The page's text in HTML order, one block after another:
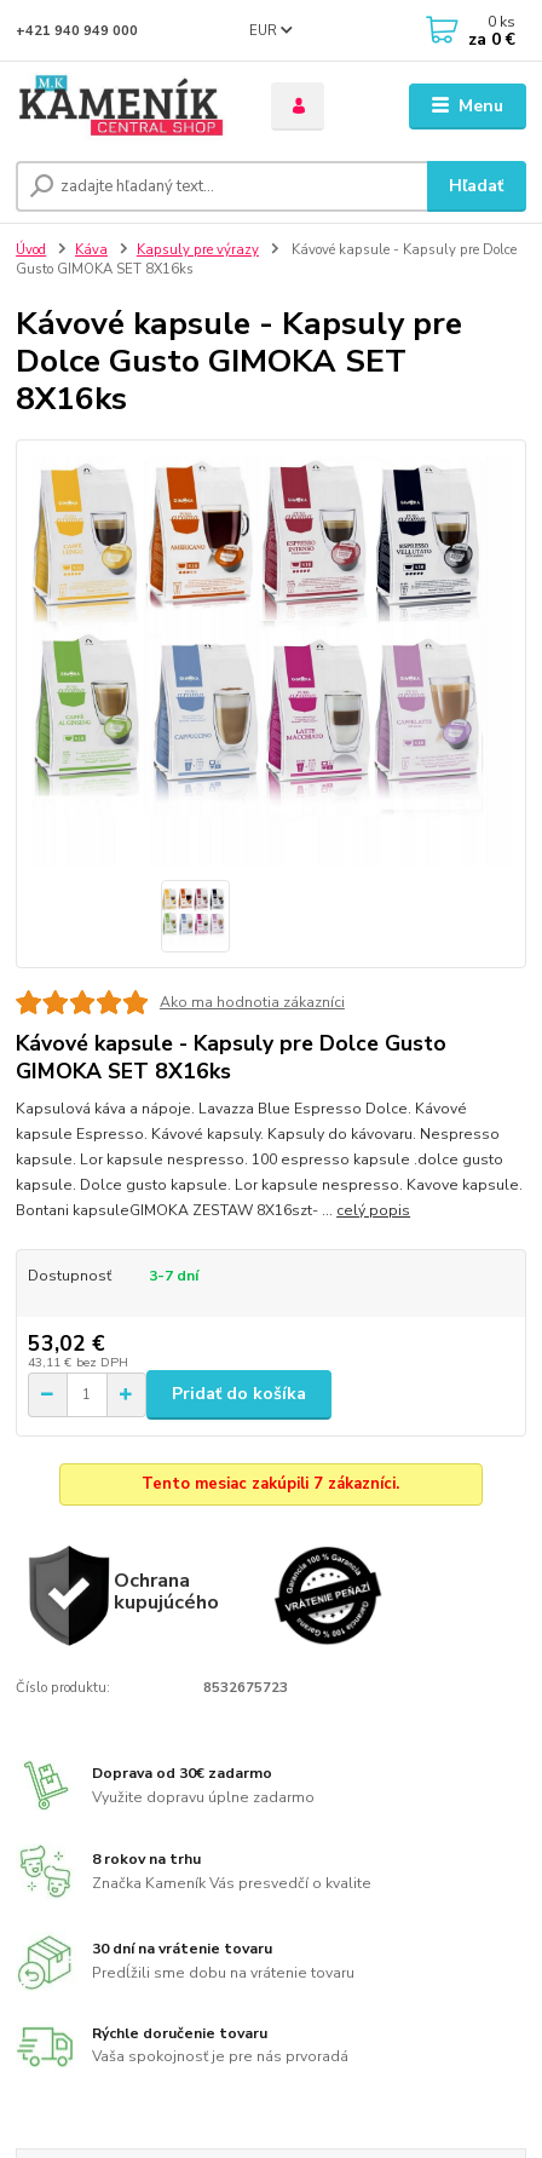
Menu
EUR
Hľadať
+421 940 949 000 0 ks
za 0 €
Úvod Káva Kapsuly pre výrazy
Kávové kapsule - Kapsuly pre Dolce
Gusto GIMOKA SET 8X16ks
Kávové kapsule - Kapsuly pre
Dolce Gusto GIMOKA SET
8X16ks
Ako ma hodnotia zákazníci
Kávové kapsule - Kapsuly pre Dolce Gusto
GIMOKA SET 8X16ks
Kapsulová káva a nápoje. Lavazza Blue Espresso Dolce. Kávové
kapsule Espresso. Kávové kapsuly. Kapsuly do kávovaru. Nespresso
kapsule. Lor kapsule nespresso. 100 espresso kapsule .dolce gusto
kapsule. Dolce gusto kapsule. Lor kapsule nespresso. Kavove kapsule.
Bontani kapsuleGIMOKA ZESTAW 8X16szt- ... celý popis
Dostupnosť 3-7 dní
53,02 €
43,11 € bez DPH
Pridať do košíka
Tento mesiac zakúpili 7 zákazníci.
Ochrana
kupujúcého
Číslo produktu: 8532675723
Doprava od 30€ zadarmo
Využite dopravu úplne zadarmo
8 rokov na trhu
Značka Kameník Vás presvedčí o kvalite
30 dní na vrátenie tovaru
Predĺžili sme dobu na vrátenie tovaru
Rýchle doručenie tovaru
Vaša spokojnosť je pre nás prvoradá